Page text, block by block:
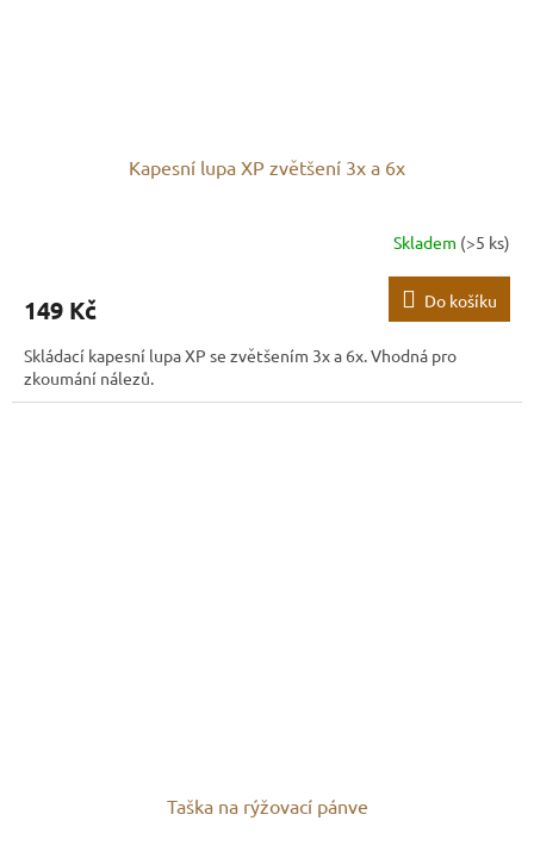
Kapesní lupa XP zvětšení 3x a 6x
Skladem (>5 ks)
149 Kč Do košíku
Skládací kapesní lupa XP se zvětšením 3x a 6x. Vhodná pro
zkoumání nálezů.
Taška na rýžovací pánve